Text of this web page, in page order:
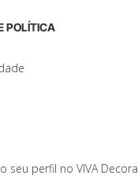
POLÍTICA
seu perfil no VIVA Decora